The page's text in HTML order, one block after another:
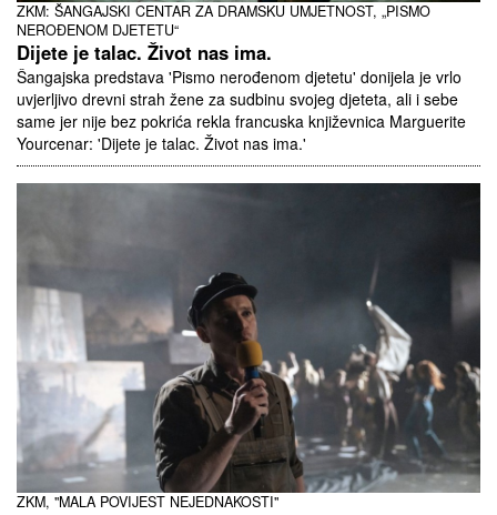
ZKM: ŠANGAJSKI CENTAR ZA DRAMSKU UMJETNOST, „PISMO
NEROĐENOM DJETETU“
Dijete je talac. Život nas ima.
Šangajska predstava 'Pismo nerođenom djetetu' donijela je vrlo
uvjerljivo drevni strah žene za sudbinu svojeg djeteta, ali i sebe
same jer nije bez pokrića rekla francuska književnica Marguerite
Yourcenar: 'Dijete je talac. Život nas ima.'
ZKM, "MALA POVIJEST NEJEDNAKOSTI"